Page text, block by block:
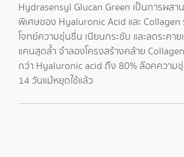
Hydrasensyl Glucan Green เป็นการผ
พิเศษของ Hyaluronic Acid และ
โจทย์ความชุ่นชื่น เนียนกระชับ และลดระคา
แคนสุดล้ำ จำลองโครงสร้างคล้าย
กว่า Hyaluronic acid ถึง 80% ล๊อคความ
14 วันแม้หยุดใช้แล้ว